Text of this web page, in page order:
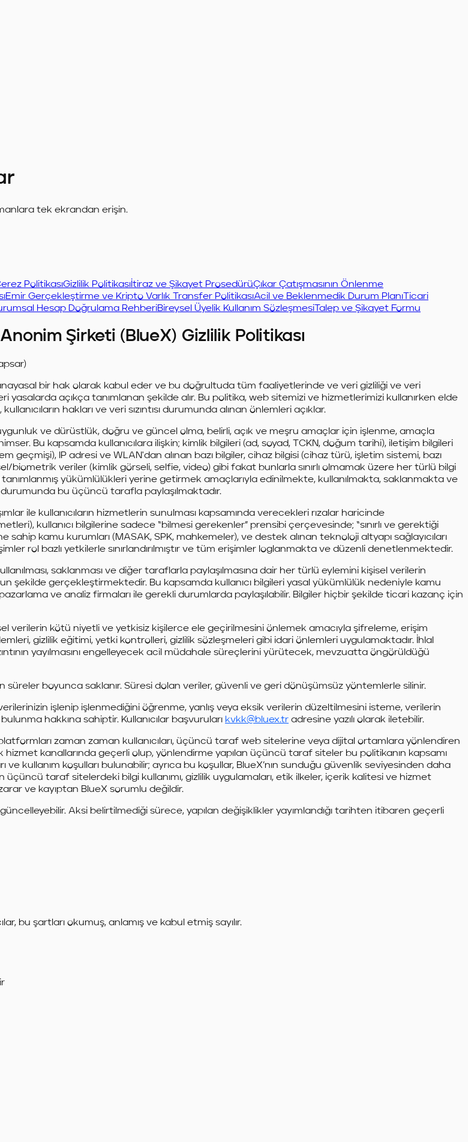
tek ekrandan erişin.
PolitikasıGizlilik Politikasıİtiraz ve Şikayet ProsedürüÇıkar Çatışmasının Önlenme
Emir Gerçekleştirme ve Kripto Varlık Transfer PolitikasıAcil ve Beklenmedik Durum Planı Ticari
Hesap Doğrulama RehberiBireysel Üyelik Kullanım Sözleşmesi Talep ve Şikayet Formu
Şirketi (BlueX) Gizlilik Politikası
anayasal bir hak olarak kabul eder ve bu doğrultuda tüm faaliyetlerinde ve veri gizliliği ve veri
açıkça tanımlanan şekilde alır. Bu politika, web sitemizi ve hizmetlerimizi kullanırken elde
hakları ve veri sızıntısı durumunda alınan önlemleri açıklar.
ve dürüstlük, doğru ve güncel olma, belirli, açık ve meşru amaçlar için işlenme, amaçla
Bu kapsamda kullanıcılara ilişkin; kimlik bilgileri (ad, soyad, TCKN, doğum tarihi), iletişim bilgileri
IP adresi ve WLAN'dan alınan bazı bilgiler, cihaz bilgisi (cihaz türü, işletim sistemi, bazı
biometrik veriler (kimlik görseli, selfie, video) gibi fakat bunlarla sınırlı olmamak üzere her türlü bilgi
yükümlülükleri yerine getirmek amaçlarıyla edinilmekte, kullanılmakta, saklanmakta ve
bu üçüncü tarafla paylaşılmaktadır.
ile kullanıcıların hizmetlerin sunulması kapsamında verecekleri rızalar haricinde
kullanıcı bilgilerine sadece “bilmesi gerekenler” prensibi çerçevesinde; “sınırlı ve gerektiği
kamu kurumları (MASAK, SPK, mahkemeler), ve destek alınan teknoloji altyapı sağlayıcıları
rol bazlı yetkilerle sınırlandırılmıştır ve tüm erişimler loglanmakta ve düzenli denetlenmektedir.
saklanması ve diğer taraflarla paylaşılmasına dair her türlü eylemini kişisel verilerin
şekilde gerçekleştirmektedir. Bu kapsamda kullanıcı bilgileri yasal yükümlülük nedeniyle kamu
ve analiz firmaları ile gerekli durumlarda paylaşılabilir. Bilgiler hiçbir şekilde ticari kazanç için
verilerin kötü niyetli ve yetkisiz kişilerce ele geçirilmesini önlemek amacıyla şifreleme, erişim
gizlilik eğitimi, yetki kontrolleri, gizlilik sözleşmeleri gibi idari önlemleri uygulamaktadır. İhlal
yayılmasını engelleyecek acil müdahale süreçlerini yürütecek, mevzuatta öngörüldüğü
süreler boyunca saklanır. Süresi dolan veriler, güvenli ve geri dönüşümsüz yöntemlerle silinir.
verilerinizin işlenip işlenmediğini öğrenme, yanlış veya eksik verilerin düzeltilmesini isteme, verilerin
hakkına sahiptir. Kullanıcılar başvuruları kvkk@bluex.tr adresine yazılı olarak iletebilir.
zaman zaman kullanıcıları, üçüncü taraf web sitelerine veya dijital ortamlara yönlendiren
hizmet kanallarında geçerli olup, yönlendirme yapılan üçüncü taraf siteler bu politikanın kapsamı
kullanım koşulları bulunabilir; ayrıca bu koşullar, BlueX’nın sunduğu güvenlik seviyesinden daha
taraf sitelerdeki bilgi kullanımı, gizlilik uygulamaları, etik ilkeler, içerik kalitesi ve hizmet
ve kayıptan BlueX sorumlu değildir.
güncelleyebilir. Aksi belirtilmediği sürece, yapılan değişiklikler yayımlandığı tarihten itibaren geçerli
bu şartları okumuş, anlamış ve kabul etmiş sayılır.